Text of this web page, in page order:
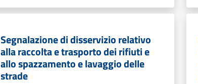
Segnalazione di disservizio relativo
alla raccolta e trasporto dei rifiuti e
allo spazzamento e lavaggio delle
strade